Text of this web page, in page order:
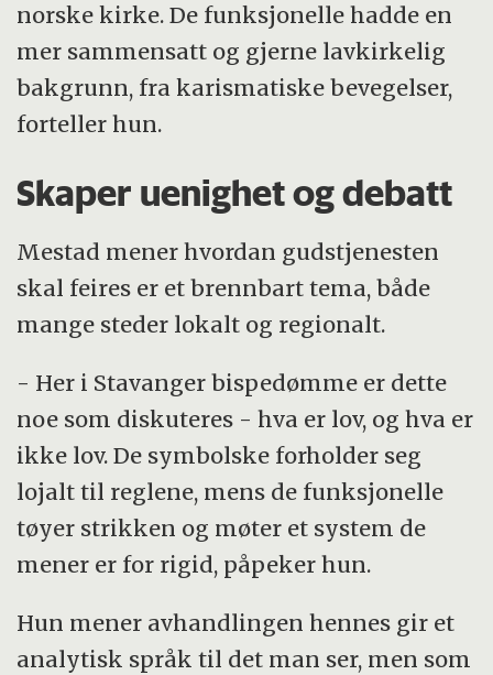
norske kirke. De funksjonelle hadde en
mer sammensatt og gjerne lavkirkelig
bakgrunn, fra karismatiske bevegelser,
forteller hun.
Skaper uenighet og debatt
Mestad mener hvordan gudstjenesten
skal feires er et brennbart tema, både
mange steder lokalt og regionalt.
- Her i Stavanger bispedømme er dette
noe som diskuteres - hva er lov, og hva er
ikke lov. De symbolske forholder seg
lojalt til reglene, mens de funksjonelle
tøyer strikken og møter et system de
mener er for rigid, påpeker hun.
Hun mener avhandlingen hennes gir et
analytisk språk til det man ser, men som